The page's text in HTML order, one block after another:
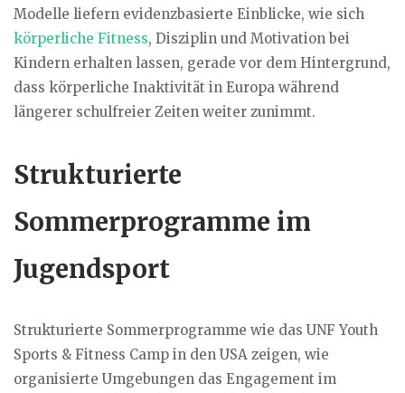
Modelle liefern evidenzbasierte Einblicke, wie sich
körperliche Fitness, Disziplin und Motivation bei
Kindern erhalten lassen, gerade vor dem Hintergrund,
dass körperliche Inaktivität in Europa während
längerer schulfreier Zeiten weiter zunimmt.
Strukturierte
Sommerprogramme im
Jugendsport
Strukturierte Sommerprogramme wie das UNF Youth
Sports & Fitness Camp in den USA zeigen, wie
organisierte Umgebungen das Engagement im